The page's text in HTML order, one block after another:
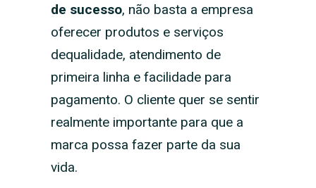
de sucesso, não basta a empresa
oferecer produtos e serviços
dequalidade, atendimento de
primeira linha e facilidade para
pagamento. O cliente quer se sentir
realmente importante para que a
marca possa fazer parte da sua
vida.